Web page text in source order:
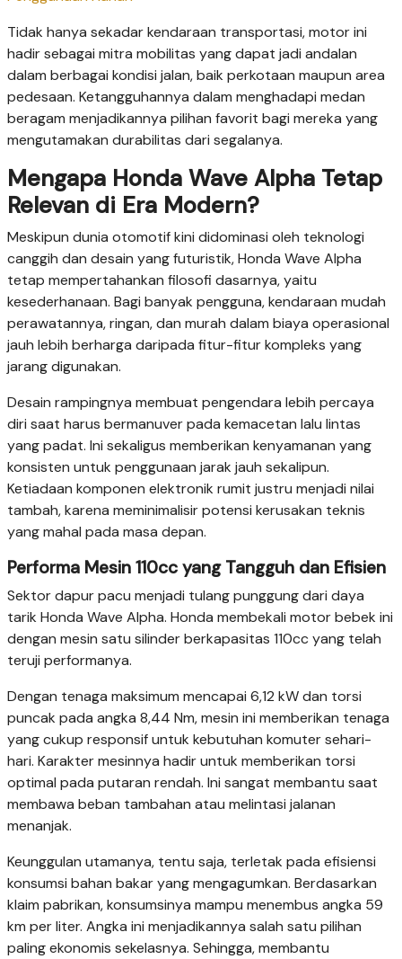
Tidak hanya sekadar kendaraan transportasi, motor ini
hadir sebagai mitra mobilitas yang dapat jadi andalan
dalam berbagai kondisi jalan, baik perkotaan maupun area
pedesaan. Ketangguhannya dalam menghadapi medan
beragam menjadikannya pilihan favorit bagi mereka yang
mengutamakan durabilitas dari segalanya.
Mengapa Honda Wave Alpha Tetap
Relevan di Era Modern?
Meskipun dunia otomotif kini didominasi oleh teknologi
canggih dan desain yang futuristik, Honda Wave Alpha
tetap mempertahankan filosofi dasarnya, yaitu
kesederhanaan. Bagi banyak pengguna, kendaraan mudah
perawatannya, ringan, dan murah dalam biaya operasional
jauh lebih berharga daripada fitur-fitur kompleks yang
jarang digunakan.
Desain rampingnya membuat pengendara lebih percaya
diri saat harus bermanuver pada kemacetan lalu lintas
yang padat. Ini sekaligus memberikan kenyamanan yang
konsisten untuk penggunaan jarak jauh sekalipun.
Ketiadaan komponen elektronik rumit justru menjadi nilai
tambah, karena meminimalisir potensi kerusakan teknis
yang mahal pada masa depan.
Performa Mesin 110cc yang Tangguh dan Efisien
Sektor dapur pacu menjadi tulang punggung dari daya
tarik Honda Wave Alpha. Honda membekali motor bebek ini
dengan mesin satu silinder berkapasitas 110cc yang telah
teruji performanya.
Dengan tenaga maksimum mencapai 6,12 kW dan torsi
puncak pada angka 8,44 Nm, mesin ini memberikan tenaga
yang cukup responsif untuk kebutuhan komuter sehari-
hari. Karakter mesinnya hadir untuk memberikan torsi
optimal pada putaran rendah. Ini sangat membantu saat
membawa beban tambahan atau melintasi jalanan
menanjak.
Keunggulan utamanya, tentu saja, terletak pada efisiensi
konsumsi bahan bakar yang mengagumkan. Berdasarkan
klaim pabrikan, konsumsinya mampu menembus angka 59
km per liter. Angka ini menjadikannya salah satu pilihan
paling ekonomis sekelasnya. Sehingga, membantu